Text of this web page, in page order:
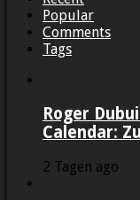
Popular
Comments
Tags
Roger
Calendar:
2 Tagen ago